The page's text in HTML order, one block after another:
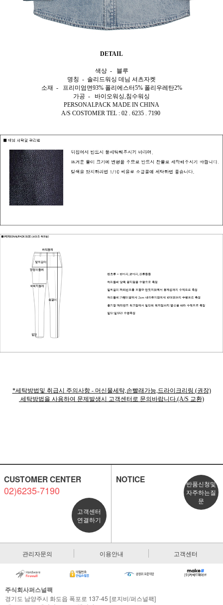
DETAIL
색상 - 블루
명칭 - 솔리드워싱 데님 셔츠자켓
소재 - 프리미엄면93% 폴리에스터5% 폴리우레탄2%
가공 - 바이오워싱,침수워싱
PERSONALPACK MADE IN CHINA
A/S COSTOMER TEL : 02 . 6235 . 7190
*세탁방법및 취급시 주의사항 - 머신물세탁,손빨래가능,드라이크리링 (권장)
세탁방법을 사용하여 문제발생시 고객센터로 문의바랍니다.(A/S 교환)
CUSTOMER CENTER
02)6235-7190
고객센터
연결하기
NOTICE
반품신청및
자주하는질
문
관리자문의 이용안내 고객센터
주식회사퍼스널팩
경기도 남양주시 화도읍 폭포로 137-45 [로지비/퍼스널팩]